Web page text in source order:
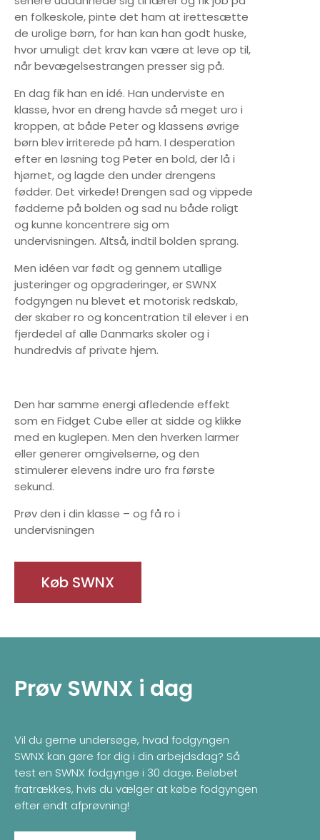
en folkeskole, pinte det ham at irettesætte
de urolige børn, for han kan han godt huske,
hvor umuligt det krav kan være at leve op til,
når bevægelsestrangen presser sig på.
En dag fik han en idé. Han underviste en
klasse, hvor en dreng havde så meget uro i
kroppen, at både Peter og klassens øvrige
børn blev irriterede på ham. I desperation
efter en løsning tog Peter en bold, der lå i
hjørnet, og lagde den under drengens
fødder. Det virkede! Drengen sad og vippede
fødderne på bolden og sad nu både roligt
og kunne koncentrere sig om
undervisningen. Altså, indtil bolden sprang.
Men idéen var født og gennem utallige
justeringer og opgraderinger, er SWNX
fodgyngen nu blevet et motorisk redskab,
der skaber ro og koncentration til elever i en
fjerdedel af alle Danmarks skoler og i
hundredvis af private hjem.
Den har samme energi afledende effekt
som en Fidget Cube eller at sidde og klikke
med en kuglepen. Men den hverken larmer
eller generer omgivelserne, og den
stimulerer elevens indre uro fra første
sekund.
Prøv den i din klasse – og få ro i
undervisningen
Køb SWNX
Prøv SWNX i dag
Vil du gerne undersøge, hvad fodgyngen
SWNX kan gøre for dig i din arbejdsdag? Så
test en SWNX fodgynge i 30 dage. Beløbet
fratrækkes, hvis du vælger at købe fodgyngen
efter endt afprøvning!